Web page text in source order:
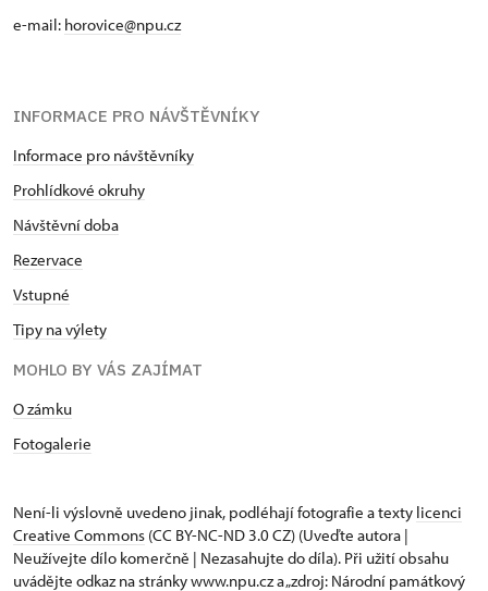
e-mail: horovice@npu.cz
INFORMACE PRO NÁVŠTĚVNÍKY
Informace pro návštěvníky
Prohlídkové okruhy
Návštěvní doba
Rezervace
Vstupné
Tipy na výlety
MOHLO BY VÁS ZAJÍMAT
O zámku
Fotogalerie
Není-li výslovně uvedeno jinak, podléhají fotografie a texty licenci
Creative Commons (CC BY-NC-ND 3.0 CZ) (Uveďte autora |
Neužívejte dílo komerčně | Nezasahujte do díla). Při užití obsahu
uvádějte odkaz na stránky www.npu.cz a „zdroj: Národní památkový